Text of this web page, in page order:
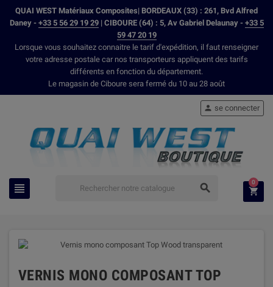
QUAI WEST Matériaux Composites| BORDEAUX (33) : 261, Bvd Alfred
Daney - +33 5 56 29 19 29| CIBOURE (64) : 5, Av Gabriel Delaunay - +33 5
59 47 20 19
Lorsque vous souhaitez connaitre le tarif d'expédition, il faut renseigner
votre adresse postale car nos transporteurs appliquent des tarifs
différents en fonction du département.
Le magasin de Ciboure sera fermé du 10 au 28 août
 
 se connecter

0
VERNIS MONO COMPOSANT TOP